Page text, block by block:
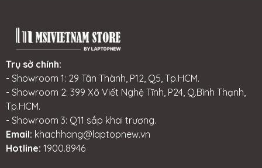
Trụ sở chính:
- Showroom 1: 29 Tân Thành, P12, Q5, Tp.HCM.
- Showroom 2: 399 Xô Viết Nghệ Tĩnh, P24, Q.Bình Thạnh,
Tp.HCM.
- Showroom 3: Q11 sắp khai trương.
Email: khachhang@laptopnew.vn
Hotline: 1900.8946